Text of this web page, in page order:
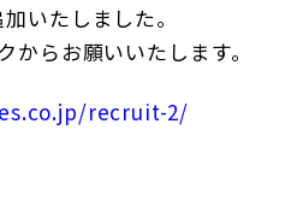
いたしました。
からお願いいたします。
recruit-2/